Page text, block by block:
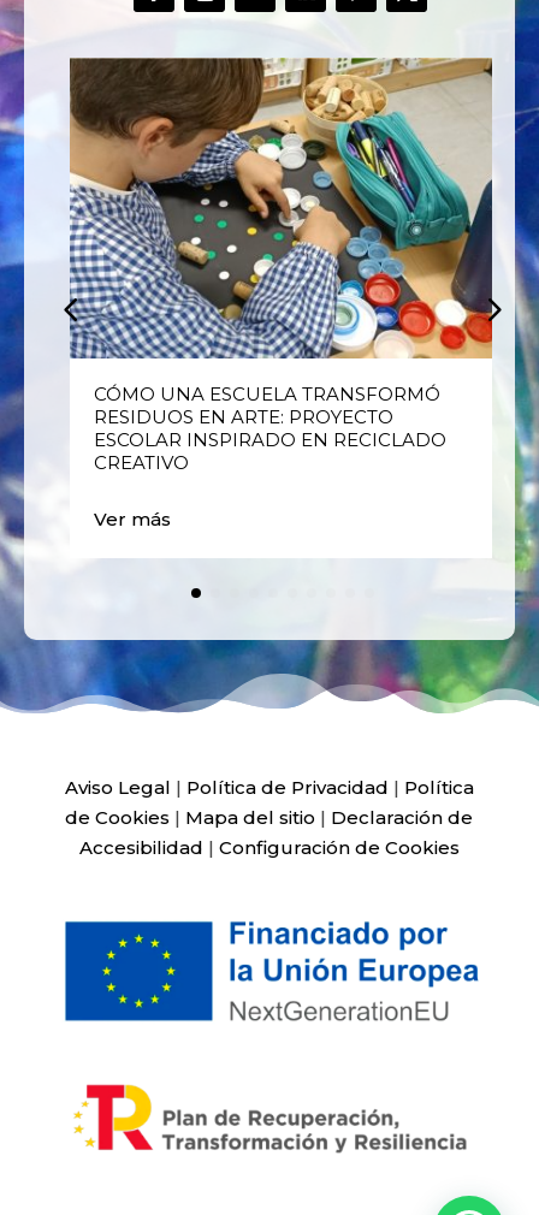
CÓMO UNA ESCUELA TRANSFORMÓ
RESIDUOS EN ARTE: PROYECTO
ESCOLAR INSPIRADO EN RECICLADO
CREATIVO
Ver más
Aviso Legal | Política de Privacidad | Política
de Cookies | Mapa del sitio | Declaración de
Accesibilidad | Configuración de Cookies